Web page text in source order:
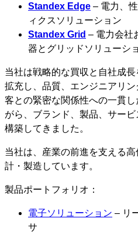
Standex Edge – 電力、
ィクスソリューション
Standex Grid – 電力会社
器とグリッドソリューシ
当社は戦略的な買収と自社成
拡充し、品質、エンジニアリ
客との緊密な関係性への一貫
がら、ブランド、製品、サー
構築してきました。
当社は、産業の前進を支える
計・製造しています。
製品ポートフォリオ：
電子ソリューション – リ
サ